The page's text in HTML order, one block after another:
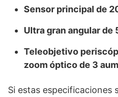
Sensor principal de
Ultra gran angular de
Teleobjetivo
zoom óptico de 3
Si estas especificaciones